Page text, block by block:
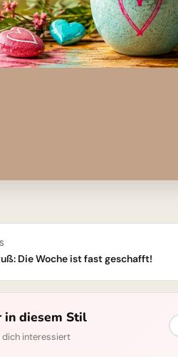
Die Woche ist fast geschafft!
in diesem Stil
dich interessiert